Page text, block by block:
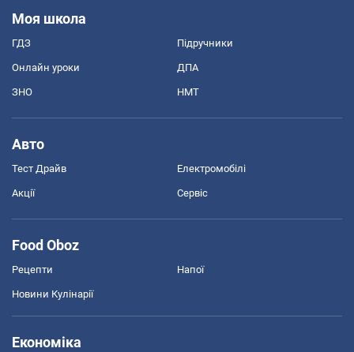
Моя школа
ГДЗ Підручники
Онлайн уроки ДПА
ЗНО НМТ
Авто
Тест Драйв Електромобілі
Акції Сервіс
Food Oboz
Рецепти Напої
Новини Кулінарії
Економіка